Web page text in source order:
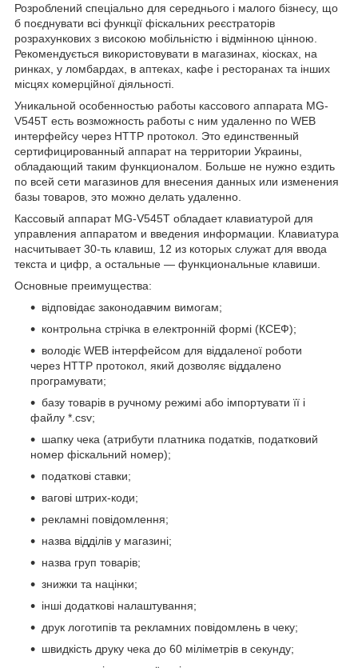
Розроблений спеціально для середнього і малого бізнесу, що
б поєднувати всі функції фіскальних реєстраторів
розрахункових з високою мобільністю і відмінною цінною.
Рекомендується використовувати в магазинах, кіосках, на
ринках, у ломбардах, в аптеках, кафе і ресторанах та інших
місцях комерційної діяльності.
Уникальной особенностью работы кассового аппарата MG-
V545T есть возможность работы с ним удаленно по WEB
интерфейсу через HTTP протокол. Это единственный
сертифицированный аппарат на территории Украины,
обладающий таким функционалом. Больше не нужно ездить
по всей сети магазинов для внесения данных или изменения
базы товаров, это можно делать удаленно.
Кассовый аппарат MG-V545T обладает клавиатурой для
управления аппаратом и введения информации. Клавиатура
насчитывает 30-ть клавиш, 12 из которых служат для ввода
текста и цифр, а остальные — функциональные клавиши.
Основные преимущества:
відповідає законодавчим вимогам;
контрольна стрічка в електронній формі (КСЕФ);
володіє WEB інтерфейсом для віддаленої роботи
через HTTP протокол, який дозволяє віддалено
програмувати;
базу товарів в ручному режимі або імпортувати її і
файлу *.csv;
шапку чека (атрибути платника податків, податковий
номер фіскальний номер);
податкові ставки;
вагові штрих-коди;
рекламні повідомлення;
назва відділів у магазині;
назва груп товарів;
знижки та націнки;
інші додаткові налаштування;
друк логотипів та рекламних повідомлень в чеку;
швидкість друку чека до 60 міліметрів в секунду;